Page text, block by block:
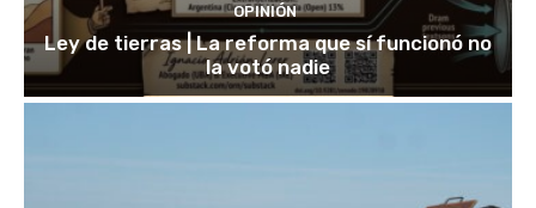
OPINIÓN
Ley de tierras | La reforma que sí funcionó no
la votó nadie